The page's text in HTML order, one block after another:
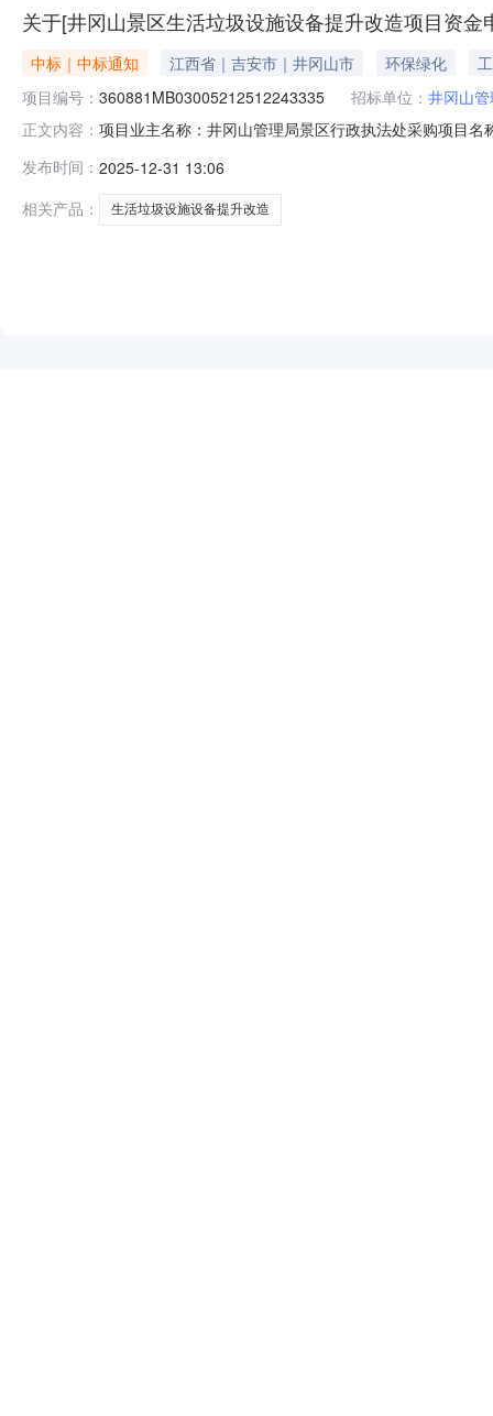
关于[井冈山景区生活垃圾设施设备提升改造项目资
中标｜中标通知 江西省｜吉安市｜井冈山市 环保绿化
项目编号： 360881MB03005212512243335 招标单位： 井冈山
正文内容： 项目业主名称：井冈山管理局景区行政执法处采购项目
元）金额说明：无洽谈时间：3（个工作日）签订合同时
发布时间： 2025-12-31 13:06
相关产品：
生活垃圾设施设备提升改造